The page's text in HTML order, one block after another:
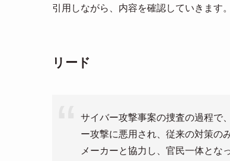
引用しながら、内容を確認していきます。
リード
サイバー攻撃事案の捜査の過程で
ー攻撃に悪用され、従来の対策の
メーカーと協力し、官民一体とな